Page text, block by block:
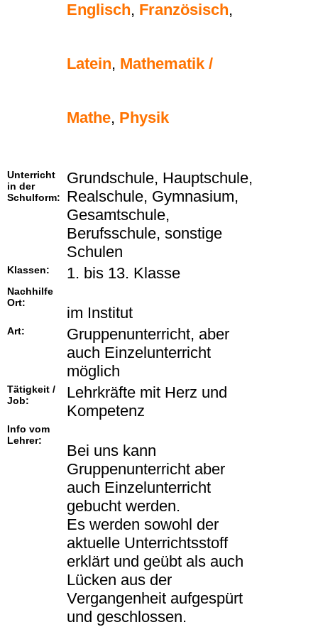
Englisch, Französisch,
Latein, Mathematik /
Mathe, Physik
Unterricht
in der
Schulform:
Grundschule, Hauptschule,
Realschule, Gymnasium,
Gesamtschule,
Berufsschule, sonstige
Schulen
Klassen: 1. bis 13. Klasse
Nachhilfe
Ort:
im Institut
Art:
Gruppenunterricht, aber
auch Einzelunterricht
möglich
Tätigkeit /
Job:
Lehrkräfte mit Herz und
Kompetenz
Info vom
Lehrer:
Bei uns kann
Gruppenunterricht aber
auch Einzelunterricht
gebucht werden.
Es werden sowohl der
aktuelle Unterrichtsstoff
erklärt und geübt als auch
Lücken aus der
Vergangenheit aufgespürt
und geschlossen.